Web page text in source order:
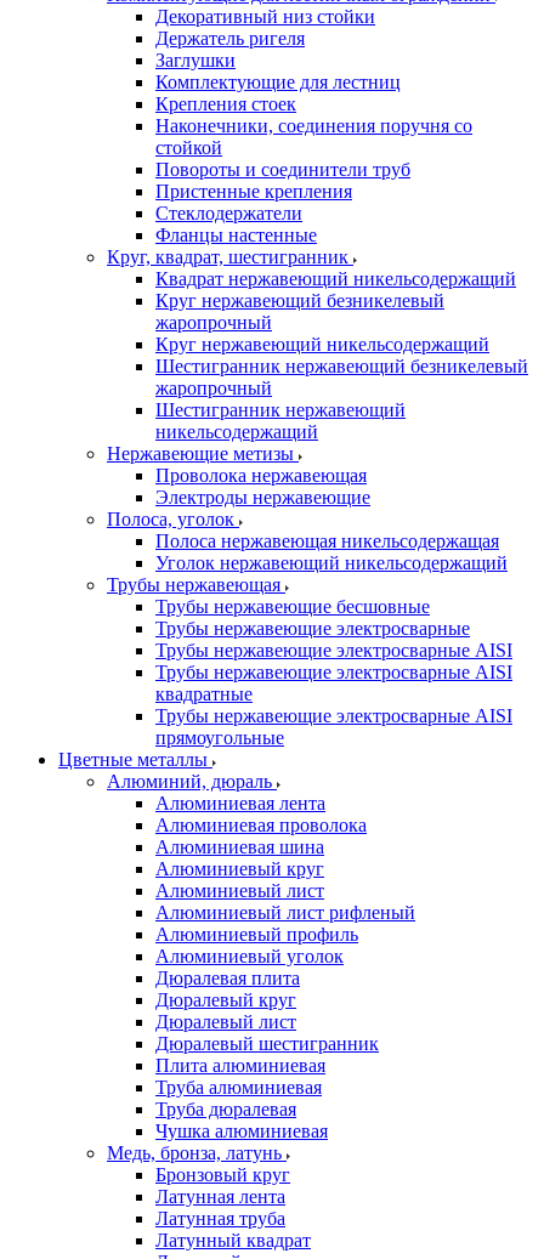
Декоративный низ стойки
Держатель ригеля
Заглушки
Комплектующие для лестниц
Крепления стоек
Наконечники, соединения поручня со
стойкой
Повороты и соединители труб
Пристенные крепления
Стеклодержатели
Фланцы настенные
Круг, квадрат, шестигранник
Квадрат нержавеющий никельсодержащий
Круг нержавеющий безникелевый
жаропрочный
Круг нержавеющий никельсодержащий
Шестигранник нержавеющий безникелевый
жаропрочный
Шестигранник нержавеющий
никельсодержащий
Нержавеющие метизы
Проволока нержавеющая
Электроды нержавеющие
Полоса, уголок
Полоса нержавеющая никельсодержащая
Уголок нержавеющий никельсодержащий
Трубы нержавеющая
Трубы нержавеющие бесшовные
Трубы нержавеющие электросварные
Трубы нержавеющие электросварные AISI
Трубы нержавеющие электросварные AISI
квадратные
Трубы нержавеющие электросварные AISI
прямоугольные
Цветные металлы
Алюминий, дюраль
Алюминиевая лента
Алюминиевая проволока
Алюминиевая шина
Алюминиевый круг
Алюминиевый лист
Алюминиевый лист рифленый
Алюминиевый профиль
Алюминиевый уголок
Дюралевая плита
Дюралевый круг
Дюралевый лист
Дюралевый шестигранник
Плита алюминиевая
Труба алюминиевая
Труба дюралевая
Чушка алюминиевая
Медь, бронза, латунь
Бронзовый круг
Латунная лента
Латунная труба
Латунный квадрат